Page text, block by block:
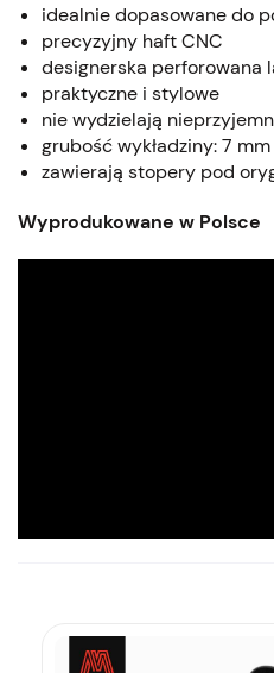
idealnie dopasowane do
precyzyjny haft CNC
designerska perforowana
praktyczne i stylowe
nie wydzielają
grubość wykładziny: 7 mm
zawierają stopery pod
Wyprodukowane w Polsce